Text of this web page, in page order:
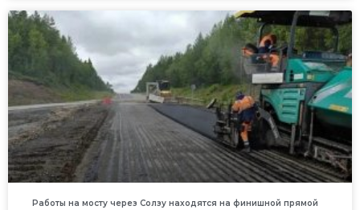
Работы на мосту через Солзу находятся на финишной прямой